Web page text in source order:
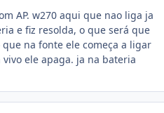
AP. w270 aqui que nao liga ja
e fiz resolda, o que será que
na fonte ele começa a ligar
ele apaga. ja na bateria